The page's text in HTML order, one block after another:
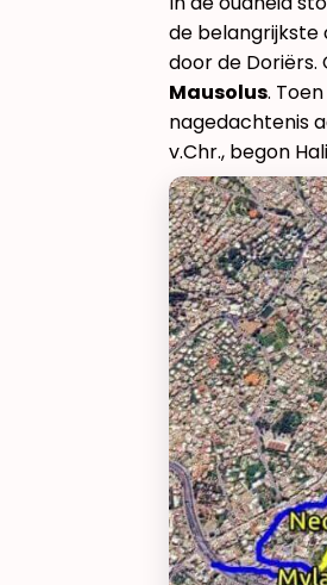
de belangrijkste
door de Doriërs.
Mausolus.
nagedachtenis
v.Chr., begon